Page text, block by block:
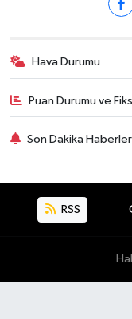
Hava Durumu
Puan Durumu ve
Son Dakika
RSS